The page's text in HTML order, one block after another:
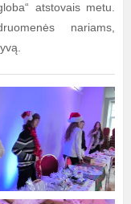
atstovais metu.
nariams,